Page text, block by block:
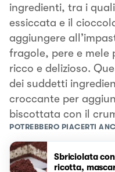
ingredienti, tra i
essiccata e il
aggiungere
fragole, pere e mele
ricco e delizioso.
dei suddetti
croccante per
biscottata con il
POTREBBERO PIACERTI
Sbriciolata con
ricotta,